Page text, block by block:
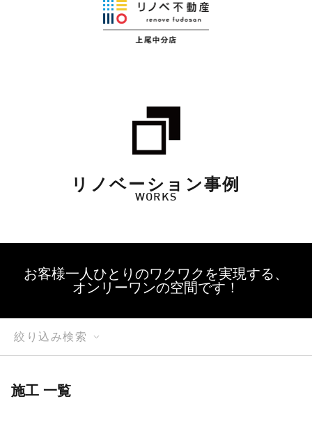
リノベーション事例
WORKS
お客様一人ひとりのワクワクを実現する、
オンリーワンの空間です！
絞り込み検索
施工 一覧